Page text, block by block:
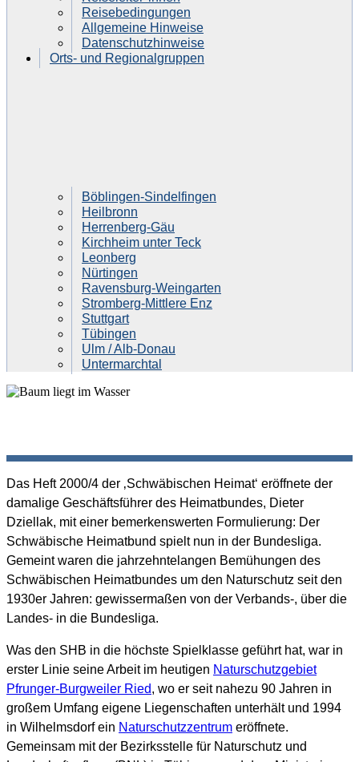
Reisebedingungen
Allgemeine Hinweise
Datenschutzhinweise
Orts- und Regionalgruppen
Böblingen-Sindelfingen
Heilbronn
Herrenberg-Gäu
Kirchheim unter Teck
Leonberg
Nürtingen
Ravensburg-Weingarten
Stromberg-Mittlere Enz
Stuttgart
Tübingen
Ulm / Alb-Donau
Untermarchtal
DAS
NATURSCHUTZGROSSPROJEKT P
FRUNGER-BURGWEILER RIED
Das Heft 2000/4 der ‚Schwäbischen Heimat‘ eröffnete der
damalige Geschäftsführer des Heimatbundes, Dieter
Dziellak, mit einer bemerkenswerten Formulierung: Der
Schwäbische Heimatbund spielt nun in der Bundesliga.
Gemeint waren die jahrzehntelangen Bemühungen des
Schwäbischen Heimatbundes um den Naturschutz seit den
1930er Jahren: gewissermaßen von der Verbands-, über die
Landes- in die Bundesliga.
Was den SHB in die höchste Spielklasse geführt hat, war in
erster Linie seine Arbeit im heutigen Naturschutzgebiet
Pfrunger-Burgweiler Ried, wo er seit nahezu 90 Jahren in
großem Umfang eigene Liegenschaften unterhält und 1994
in Wilhelmsdorf ein Naturschutzzentrum eröffnete.
Gemeinsam mit der Bezirksstelle für Naturschutz und